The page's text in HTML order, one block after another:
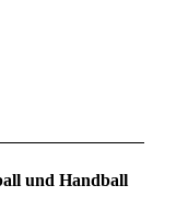
und Handball